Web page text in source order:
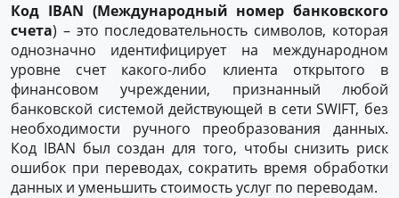
Код IBAN (Международный номер банковского
счета) – это последовательность символов, которая
однозначно идентифицирует на международном
уровне счет какого-либо клиента открытого в
финансовом учреждении, признанный любой
банковской системой действующей в сети SWIFT, без
необходимости ручного преобразования данных.
Код IBAN был создан для того, чтобы снизить риск
ошибок при переводах, сократить время обработки
данных и уменьшить стоимость услуг по переводам.